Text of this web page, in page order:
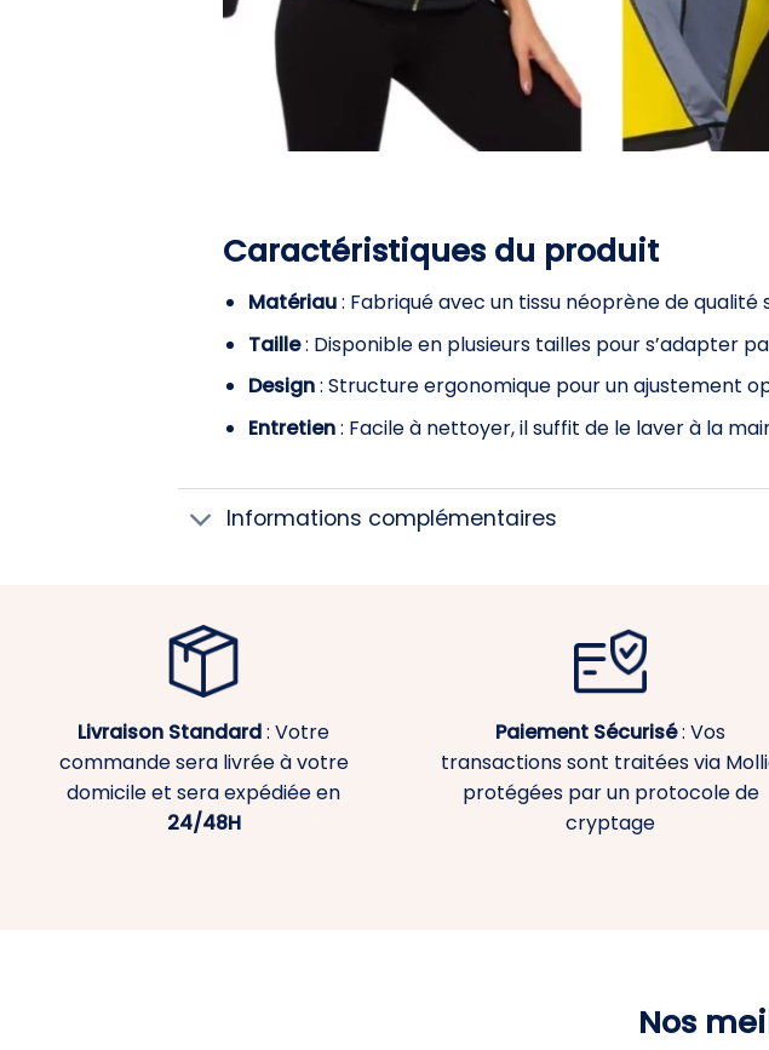
Caractéristiques du produit
Matériau: Fabriqué avec un tissu néoprène de
Taille: Disponible en plusieurs tailles pour s’adapter
Design: Structure ergonomique pour un ajustement
Entretien: Facile à nettoyer, il suffit de le laver à la
Informations complémentaires
Livraison Standard: Votre
commande sera livrée à votre
domicile et sera expédiée en
24/48H
Paiement Sécurisé: Vos
transactions sont traitées via
protégées par un protocole de
cryptage
Nos